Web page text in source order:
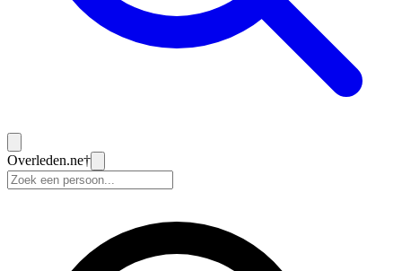
Overleden.ne†